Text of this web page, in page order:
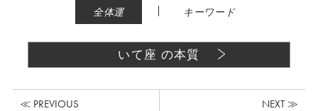
全体運 | キーワード
いて座 の本質
≪ PREVIOUS NEXT ≫